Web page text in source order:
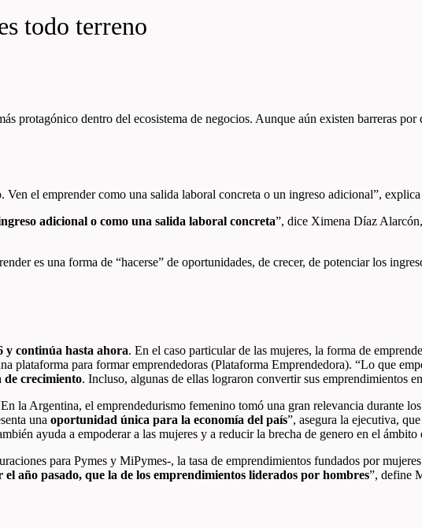
todo terreno
protagónico dentro del ecosistema de negocios. Aunque aún existen barreras
Ven el emprender como una salida laboral concreta o un ingreso adicional”,
adicional o como una salida laboral concreta”, dice Ximena Díaz
es una forma de “hacerse” de oportunidades, de crecer, de potenciar los
y continúa hasta ahora. En el caso particular de las mujeres, la forma de
plataforma para formar emprendedoras (Plataforma Emprendedora). “Lo que
de crecimiento. Incluso, algunas de ellas lograron convertir sus emprendimientos en
Argentina, el emprendedurismo femenino tomó una gran relevancia durante
una oportunidad única para la economía del país”, asegura la ejecutiva,
ayuda a empoderar a las mujeres y a reducir la brecha de genero en el ámbito
para Pymes y MiPymes-, la tasa de emprendimientos fundados por
año pasado, que la de los emprendimientos liderados por hombres”, define